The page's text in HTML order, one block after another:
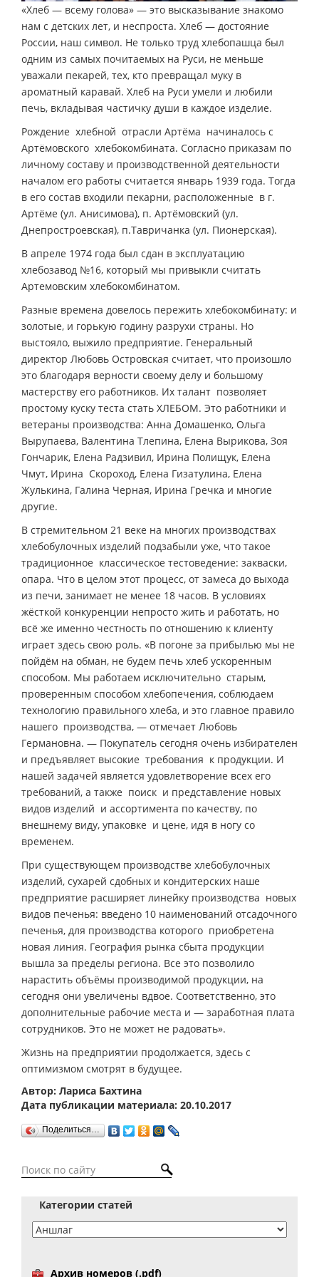
«Хлеб — всему голова» — это высказывание знакомо
нам с детских лет, и неспроста. Хлеб — достояние
России, наш символ. Не только труд хлебопашца был
одним из самых почитаемых на Руси, не меньше
уважали пекарей, тех, кто превращал муку в
ароматный каравай. Хлеб на Руси умели и любили
печь, вкладывая частичку души в каждое изделие.
Рождение хлебной отрасли Артёма начиналось с
Артёмовского хлебокомбината. Согласно приказам по
личному составу и производственной деятельности
началом его работы считается январь 1939 года. Тогда
в его состав входили пекарни, расположенные в г.
Артёме (ул. Анисимова), п. Артёмовский (ул.
Днепростроевская), п.Тавричанка (ул. Пионерская).
В апреле 1974 года был сдан в эксплуатацию
хлебозавод №16, который мы привыкли считать
Артемовским хлебокомбинатом.
Разные времена довелось пережить хлебокомбинату: и
золотые, и горькую годину разрухи страны. Но
выстояло, выжило предприятие. Генеральный
директор Любовь Островская считает, что произошло
это благодаря верности своему делу и большому
мастерству его работников. Их талант позволяет
простому куску теста стать ХЛЕБОМ. Это работники и
ветераны производства: Анна Домашенко, Ольга
Вырупаева, Валентина Тлепина, Елена Вырикова, Зоя
Гончарик, Елена Радзивил, Ирина Полищук, Елена
Чмут, Ирина Скороход, Елена Гизатулина, Елена
Жулькина, Галина Черная, Ирина Гречка и многие
другие.
В стремительном 21 веке на многих производствах
хлебобулочных изделий подзабыли уже, что такое
традиционное классическое тестоведение: закваски,
опара. Что в целом этот процесс, от замеса до выхода
из печи, занимает не менее 18 часов. В условиях
жёсткой конкуренции непросто жить и работать, но
всё же именно честность по отношению к клиенту
играет здесь свою роль. «В погоне за прибылью мы не
пойдём на обман, не будем печь хлеб ускоренным
способом. Мы работаем исключительно старым,
проверенным способом хлебопечения, соблюдаем
технологию правильного хлеба, и это главное правило
нашего производства, — отмечает Любовь
Германовна. — Покупатель сегодня очень избирателен
и предъявляет высокие требования к продукции. И
нашей задачей является удовлетворение всех его
требований, а также поиск и представление новых
видов изделий и ассортимента по качеству, по
внешнему виду, упаковке и цене, идя в ногу со
временем.
При существующем производстве хлебобулочных
изделий, сухарей сдобных и кондитерских наше
предприятие расширяет линейку производства новых
видов печенья: введено 10 наименований отсадочного
печенья, для производства которого приобретена
новая линия. География рынка сбыта продукции
вышла за пределы региона. Все это позволило
нарастить объёмы производимой продукции, на
сегодня они увеличены вдвое. Соответственно, это
дополнительные рабочие места и — заработная плата
сотрудников. Это не может не радовать».
Жизнь на предприятии продолжается, здесь с
оптимизмом смотрят в будущее.
Автор: Лариса Бахтина
Дата публикации материала: 20.10.2017
Поделиться…
Категории статей
Архив номеров (.pdf)